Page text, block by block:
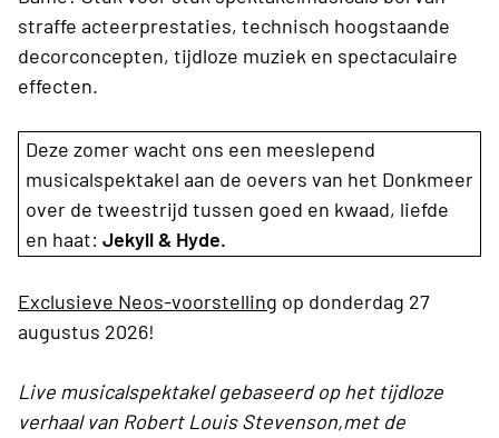
straffe acteerprestaties, technisch hoogstaande
decorconcepten, tijdloze muziek en spectaculaire
effecten.
Deze zomer wacht ons een meeslepend
musicalspektakel aan de oevers van het Donkmeer
over de tweestrijd tussen goed en kwaad, liefde
en haat: Jekyll & Hyde.
Exclusieve Neos-voorstelling op donderdag 27
augustus 2026!
Live musicalspektakel gebaseerd op het tijdloze
verhaal van Robert Louis Stevenson,met de